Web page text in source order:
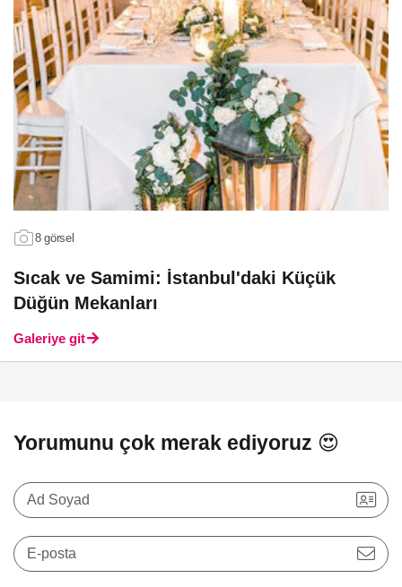
8 görsel
Sıcak ve Samimi: İstanbul'daki Küçük
Düğün Mekanları
Galeriye git
Yorumunu çok merak ediyoruz 😍
Ad Soyad
E-posta